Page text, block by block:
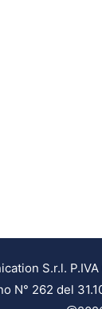
S.r.l.
N° 262 del